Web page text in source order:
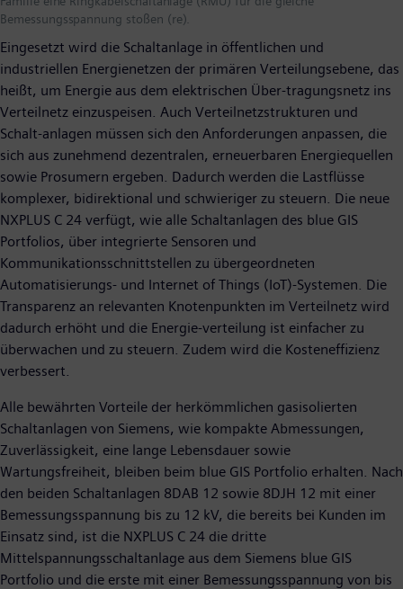
Bemessungsspannung stoßen (re).
Eingesetzt wird die Schaltanlage in öffentlichen und
industriellen Energienetzen der primären Verteilungsebene, das
heißt, um Energie aus dem elektrischen Über-tragungsnetz ins
Verteilnetz einzuspeisen. Auch Verteilnetzstrukturen und
Schalt-anlagen müssen sich den Anforderungen anpassen, die
sich aus zunehmend dezentralen, erneuerbaren Energiequellen
sowie Prosumern ergeben. Dadurch werden die Lastflüsse
komplexer, bidirektional und schwieriger zu steuern. Die neue
NXPLUS C 24 verfügt, wie alle Schaltanlagen des blue GIS
Portfolios, über integrierte Sensoren und
Kommunikationsschnittstellen zu übergeordneten
Automatisierungs- und Internet of Things (IoT)-Systemen. Die
Transparenz an relevanten Knotenpunkten im Verteilnetz wird
dadurch erhöht und die Energie-verteilung ist einfacher zu
überwachen und zu steuern. Zudem wird die Kosteneffizienz
verbessert.
Alle bewährten Vorteile der herkömmlichen gasisolierten
Schaltanlagen von Siemens, wie kompakte Abmessungen,
Zuverlässigkeit, eine lange Lebensdauer sowie
Wartungsfreiheit, bleiben beim blue GIS Portfolio erhalten. Nach
den beiden Schaltanlagen 8DAB 12 sowie 8DJH 12 mit einer
Bemessungsspannung bis zu 12 kV, die bereits bei Kunden im
Einsatz sind, ist die NXPLUS C 24 die dritte
Mittelspannungsschaltanlage aus dem Siemens blue GIS
Portfolio und die erste mit einer Bemessungsspannung von bis